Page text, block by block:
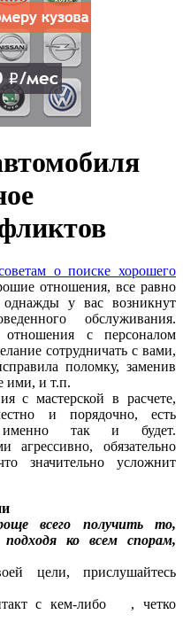
о поиске хорошего
отношения, все равно
однажды у вас возникнут
обслуживания.
с персоналом
сотрудничать с вами,
поломку, заменив
ими, и т.п.
с мастерской в расчете,
и порядочно, есть
так и будет.
обязательно
значительно усложнит
всего получить то,
ко всем спорам,
цели, прислушайтесь
с кем-либо, четко